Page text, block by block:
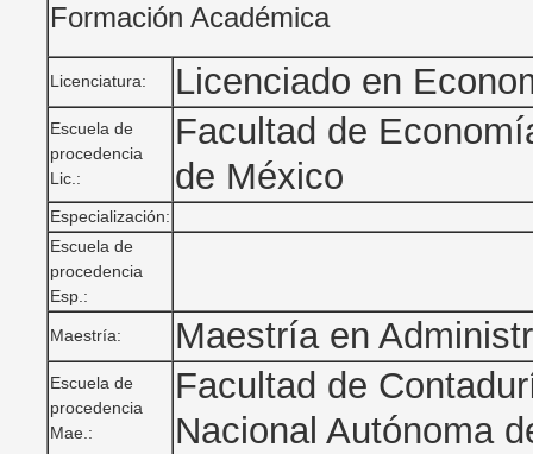
Formación Académica
Licenciatura: Licenciado en
Escuela de
procedencia
Lic.:
Facultad de
de México
Especialización:
Escuela de
procedencia
Esp.:
Maestría: Maestría en
Escuela de
procedencia
Mae.:
Facultad de
Nacional Autónoma